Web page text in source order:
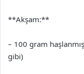
**Akşam:**
– 100 gram
gibi)